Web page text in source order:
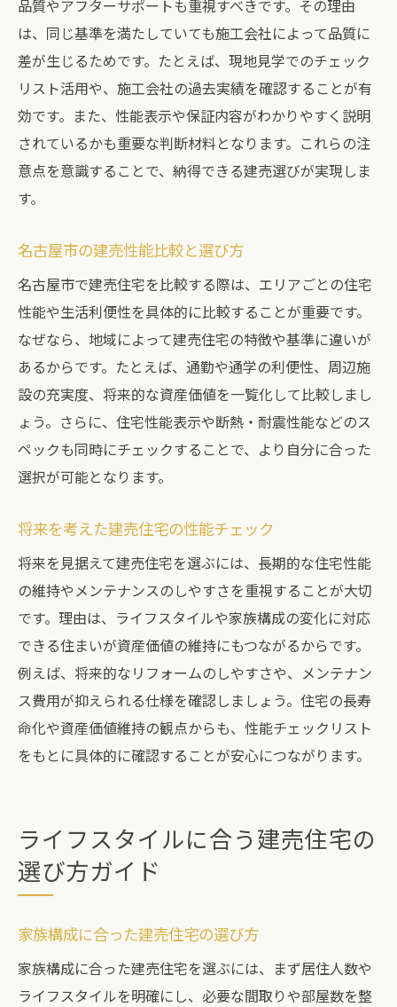
品質やアフターサポートも重視すべきです。その理由
は、同じ基準を満たしていても施工会社によって品質に
差が生じるためです。たとえば、現地見学でのチェック
リスト活用や、施工会社の過去実績を確認することが有
効です。また、性能表示や保証内容がわかりやすく説明
されているかも重要な判断材料となります。これらの注
意点を意識することで、納得できる建売選びが実現しま
す。
名古屋市の建売性能比較と選び方
名古屋市で建売住宅を比較する際は、エリアごとの住宅
性能や生活利便性を具体的に比較することが重要です。
なぜなら、地域によって建売住宅の特徴や基準に違いが
あるからです。たとえば、通勤や通学の利便性、周辺施
設の充実度、将来的な資産価値を一覧化して比較しまし
ょう。さらに、住宅性能表示や断熱・耐震性能などのス
ペックも同時にチェックすることで、より自分に合った
選択が可能となります。
将来を考えた建売住宅の性能チェック
将来を見据えて建売住宅を選ぶには、長期的な住宅性能
の維持やメンテナンスのしやすさを重視することが大切
です。理由は、ライフスタイルや家族構成の変化に対応
できる住まいが資産価値の維持にもつながるからです。
例えば、将来的なリフォームのしやすさや、メンテナン
ス費用が抑えられる仕様を確認しましょう。住宅の長寿
命化や資産価値維持の観点からも、性能チェックリスト
をもとに具体的に確認することが安心につながります。
ライフスタイルに合う建売住宅の
選び方ガイド
家族構成に合った建売住宅の選び方
家族構成に合った建売住宅を選ぶには、まず居住人数や
ライフスタイルを明確にし、必要な間取りや部屋数を整